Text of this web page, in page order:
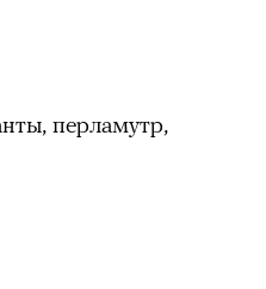
перламутр,